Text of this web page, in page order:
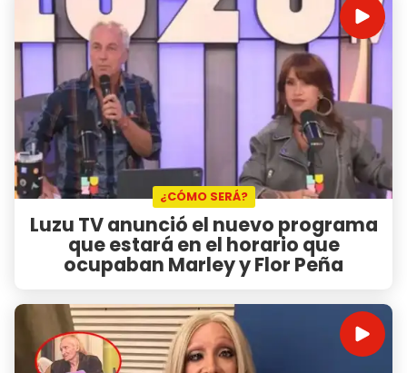
¿CÓMO SERÁ?
Luzu TV anunció el nuevo programa
que estará en el horario que
ocupaban Marley y Flor Peña